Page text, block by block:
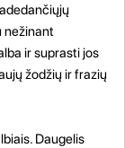
nežinant
ir suprasti jos
žodžių ir frazių
Daugelis